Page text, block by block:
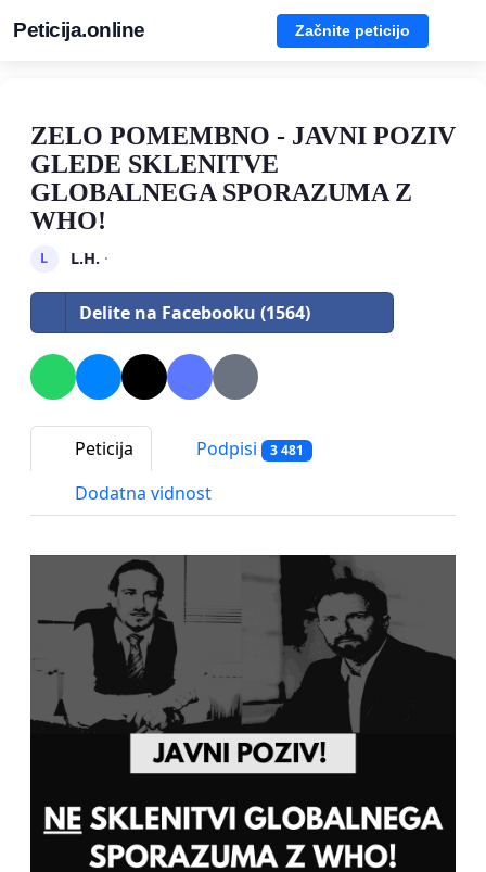
Peticija.online Začnite peticijo
ZELO POMEMBNO - JAVNI POZIV
GLEDE SKLENITVE
GLOBALNEGA SPORAZUMA Z
WHO!
L L.H.·
Delite na Facebooku (1564)
Peticija Podpisi 3 481
Dodatna vidnost